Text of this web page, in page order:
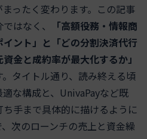
ったく変わります。この記事
はなく、
「高額役務・情報商
ント」と「どの分割決済代行
金と成約率が最大化するか」
タイトル通り、読み終える頃
な構成と、UnivaPayなど既
手まで具体的に描けるように
次のローンチの売上と資金繰